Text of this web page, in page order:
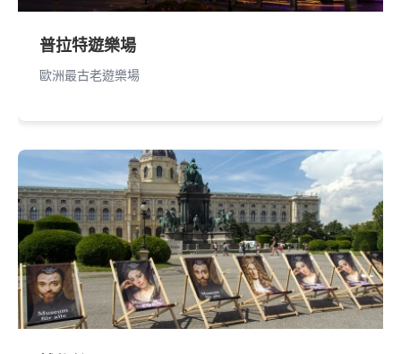
普拉特遊樂場
歐洲最古老遊樂場